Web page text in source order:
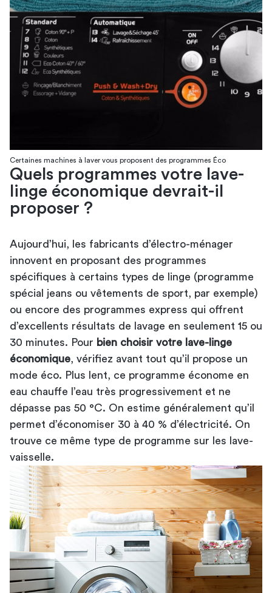
Certaines machines à laver vous proposent des programmes Éco
Quels programmes votre lave-
linge économique devrait-il
proposer ?
Aujourd’hui, les fabricants d’électro-ménager
innovent en proposant des programmes
spécifiques à certains types de linge (programme
spécial jeans ou vêtements de sport, par exemple)
ou encore des programmes express qui offrent
d’excellents résultats de lavage en seulement 15 ou
30 minutes. Pour bien choisir votre lave-linge
économique , vérifiez avant tout qu’il propose un
mode éco. Plus lent, ce programme économe en
eau chauffe l’eau très progressivement et ne
dépasse pas 50 °C. On estime généralement qu’il
permet d’économiser 30 à 40 % d’électricité. On
trouve ce même type de programme sur les lave-
vaisselle.